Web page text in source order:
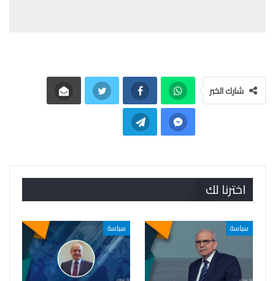
شارك الخبر
اخترنا لك
سياسة سياسة